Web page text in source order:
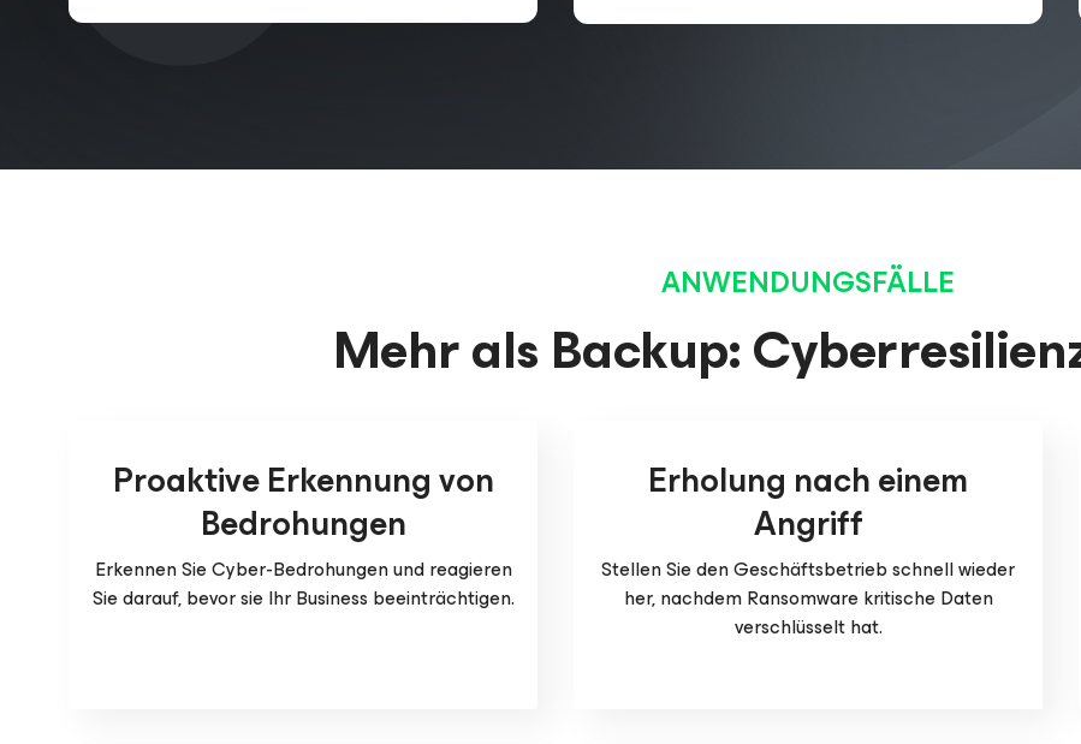
ANWENDUNGSFÄLLE
Mehr als Backup:
Proaktive Erkennung von
Bedrohungen
Erkennen Sie Cyber-Bedrohungen und reagieren
Sie darauf, bevor sie Ihr Business beeinträchtigen.
Erholung nach einem
Angriff
Stellen Sie den Geschäftsbetrieb schnell wieder
her, nachdem Ransomware kritische Daten
verschlüsselt hat.